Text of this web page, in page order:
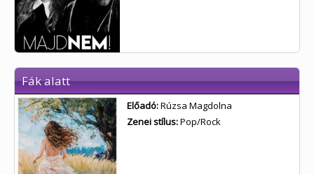
Fák alatt
Előadó:Rúzsa Magdolna
Zenei stílus:Pop/Rock